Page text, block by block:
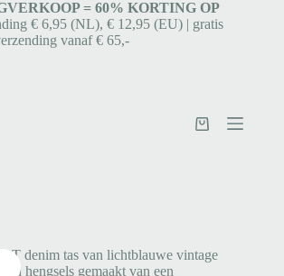
= 60% KORTING OP
€ 6,95 (NL), € 12,95 (EU) | gratis
vanaf € 65,-